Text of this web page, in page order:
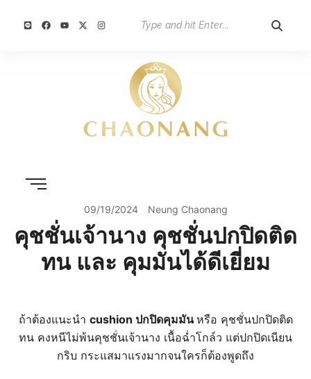
09/19/2024 Neung Chaonang
คุชชั่นเจ้านาง คุชชั่นปกปิดติด
ทน และ คุมมันได้ดีเยี่ยม
ถ้าต้องแนะนำ cushion ปกปิดคุมมันหรือ คุชชั่นปกปิดติด
ทน คงหนีไม่พ้นคุชชั่นเจ้านาง เนื้อฉ่ำโกล์ว แต่ปกปิดเนียน
กริบ กระแสมาแรงมากจนใครก็ต้องพูดถึง